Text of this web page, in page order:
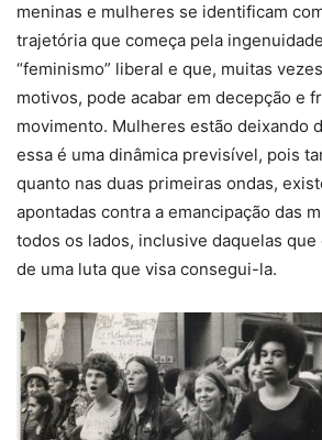
meninas e mulheres se identificam
trajetória que começa pela
“feminismo” liberal e que, muitas
motivos, pode acabar em decepção e
movimento. Mulheres estão deixando
essa é uma dinâmica previsível, pois
quanto nas duas primeiras ondas,
apontadas contra a emancipação das
todos os lados, inclusive daquelas
de uma luta que visa consegui-la.